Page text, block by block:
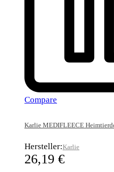
Compare
Karlie MEDIFLEECE
Hersteller:Karlie
26,19 €